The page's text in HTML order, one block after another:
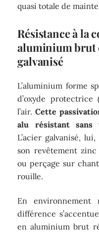
quasi totale de
Résistance à la
aluminium brut
galvanisé
L’aluminium forme
d’oxyde
l’air.Cette
alu résistant sans
L’acier galvanisé,
son revêtement
ou perçage sur
rouille.
En
différence
en aluminium brut